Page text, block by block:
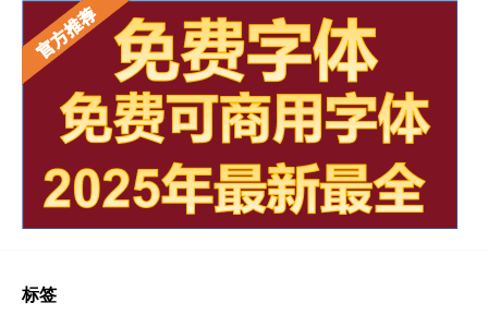
标签